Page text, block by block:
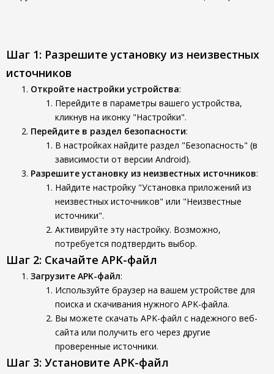
Шаг 1: Разрешите установку из неизвестных
источников
Откройте настройки устройства:
Перейдите в параметры вашего устройства,
кликнув на иконку "Настройки".
Перейдите в раздел безопасности:
В настройках найдите раздел "Безопасность" (в
зависимости от версии Android).
Разрешите установку из неизвестных источников:
Найдите настройку "Установка приложений из
неизвестных источников" или "Неизвестные
источники".
Активируйте эту настройку. Возможно,
потребуется подтвердить выбор.
Шаг 2: Скачайте APK-файл
Загрузите APK-файл:
Используйте браузер на вашем устройстве для
поиска и скачивания нужного APK-файла.
Вы можете скачать APK-файл с надежного веб-
сайта или получить его через другие
проверенные источники.
Шаг 3: Установите APK-файл